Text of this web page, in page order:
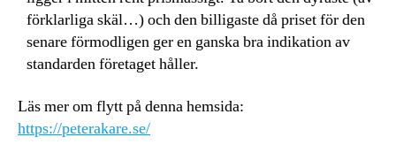
förklarliga skäl…) och den billigaste då priset för den
senare förmodligen ger en ganska bra indikation av
standarden företaget håller.
Läs mer om flytt på denna hemsida:
https://peterakare.se/